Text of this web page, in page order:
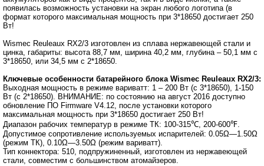
появилась возможность установки на экран любого логотипа (в
формат которого максимальная мощность при 3*18650 достигает 250
Вт!
Wismec Reuleaux RX2/3 изготовлен из сплава нержавеющей стали и
цинка, габариты: высота 88,7 мм, ширина 40,2 мм, глубина – 50,1 мм с
3*18650, или 34,5 мм с 2*18650.
Ключевые особенности батарейного блока Wismec Reuleaux RX2/3:
Выходная мощность в режиме вариватт: 1 – 200 Вт (с 3*18650), 1-150
Вт (с 2*18650). ВНИМАНИЕ: по состоянию на август 2016 доступно
обновление ПО Firmware V4.12, после установки которого
максимальная мощность при 3*18650 достигает 250 Вт!
Диапазон рабочих температур в режиме ТК: 100-315℃, 200-600℉.
Допустимое сопротивление используемых испарителей: 0.05Ω—1.50Ω
(режим ТК), 0.10Ω—3.50Ω (режим вариватт).
Тип коннектора: 510, подпружиненный, изготовлен из нержавеющей
стали, совместим с большинством атомайзеров.